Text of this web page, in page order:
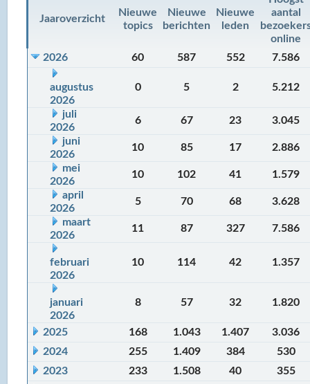
Jaaroverzicht
Nieuwe
topics
Nieuwe
berichten
Nieuwe
leden
aantal
online
2026
60 587 552 7.586
augustus
2026
0 5 2 5.212
juli
2026
6 67 23
3.045
juni
2026
10 85 17
2.886
mei
2026
10 102 41
1.579
april
2026
5 70 68
3.628
maart
2026
11 87 327 7.586
februari
2026
10 114 42 1.357
januari
2026
8 57 32 1.820
2025 168 1.043 1.407
3.036
2024
255 1.409 384
530
2023
233 1.508 40
355